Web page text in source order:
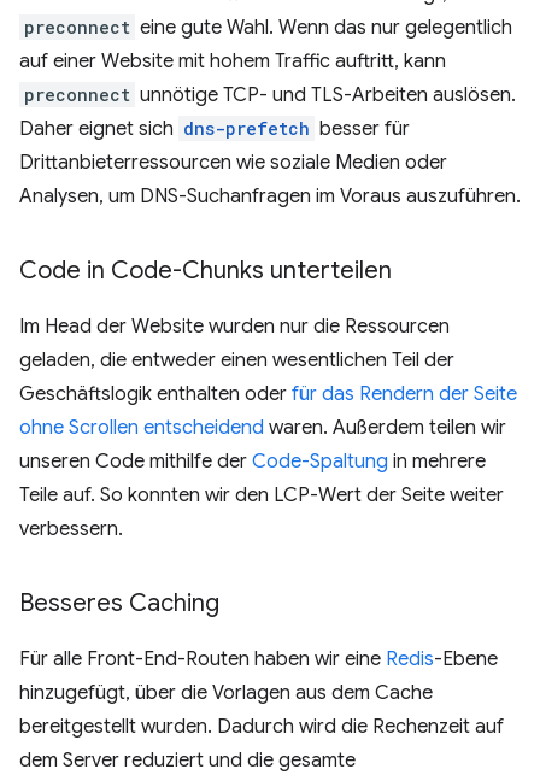
preconnect eine gute Wahl. Wenn das nur gelegentlich
auf einer Website mit hohem Traffic auftritt, kann
preconnect unnötige TCP- und TLS-Arbeiten auslösen.
Daher eignet sich dns-prefetch besser für
Drittanbieterressourcen wie soziale Medien oder
Analysen, um DNS-Suchanfragen im Voraus auszuführen.
Code in Code-Chunks unterteilen
Im Head der Website wurden nur die Ressourcen
geladen, die entweder einen wesentlichen Teil der
Geschäftslogik enthalten oder für das Rendern der Seite
ohne Scrollen entscheidend waren. Außerdem teilen wir
unseren Code mithilfe der Code-Spaltung in mehrere
Teile auf. So konnten wir den LCP-Wert der Seite weiter
verbessern.
Besseres Caching
Für alle Front-End-Routen haben wir eine Redis-Ebene
hinzugefügt, über die Vorlagen aus dem Cache
bereitgestellt wurden. Dadurch wird die Rechenzeit auf
dem Server reduziert und die gesamte